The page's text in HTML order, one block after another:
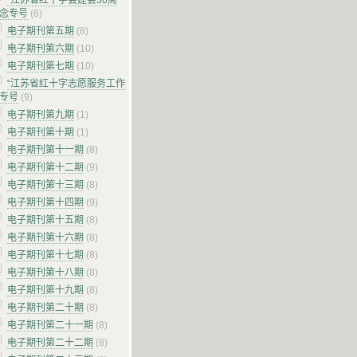
专号 (6)
电子期刊第五期 (8)
电子期刊第六期 (10)
电子期刊第七期 (10)
“江苏省红十字志愿服务工作
号 (9)
电子期刊第九期 (1)
电子期刊第十期 (1)
电子期刊第十一期 (8)
电子期刊第十二期 (9)
电子期刊第十三期 (8)
电子期刊第十四期 (9)
电子期刊第十五期 (8)
电子期刊第十六期 (8)
电子期刊第十七期 (8)
电子期刊第十八期 (8)
电子期刊第十九期 (8)
电子期刊第二十期 (8)
电子期刊第二十一期 (8)
电子期刊第二十二期 (8)